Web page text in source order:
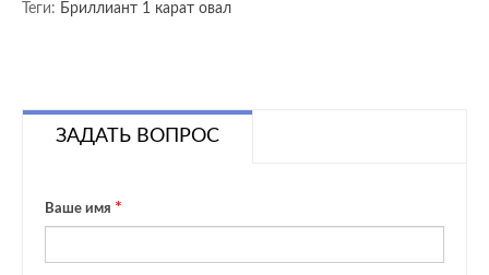
Теги: Бриллиант 1 карат овал
ЗАДАТЬ ВОПРОС
Ваше имя